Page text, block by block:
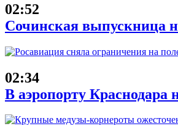
02:52
Сочинская выпускница
02:34
В аэропорту Краснодара